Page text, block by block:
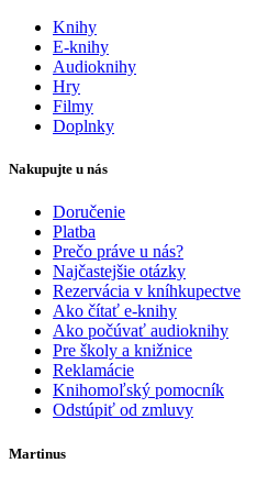
Knihy
E-knihy
Audioknihy
Hry
Filmy
Doplnky
Nakupujte u nás
Doručenie
Platba
Prečo práve u nás?
Najčastejšie otázky
Rezervácia v kníhkupectve
Ako čítať e-knihy
Ako počúvať audioknihy
Pre školy a knižnice
Reklamácie
Knihomoľský pomocník
Odstúpiť od zmluvy
Martinus